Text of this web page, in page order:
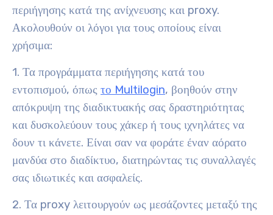
περιήγησης κατά της ανίχνευσης και proxy.
Ακολουθούν οι λόγοι για τους οποίους είναι
χρήσιμα:
1. Τα προγράμματα περιήγησης κατά του
εντοπισμού, όπως το Multilogin, βοηθούν στην
απόκρυψη της διαδικτυακής σας δραστηριότητας
και δυσκολεύουν τους χάκερ ή τους ιχνηλάτες να
δουν τι κάνετε. Είναι σαν να φοράτε έναν αόρατο
μανδύα στο διαδίκτυο, διατηρώντας τις συναλλαγές
σας ιδιωτικές και ασφαλείς.
2. Τα proxy λειτουργούν ως μεσάζοντες μεταξύ της